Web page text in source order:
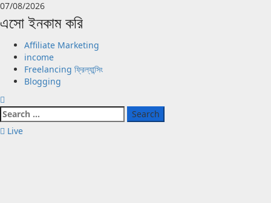
Skip
to
content
07/08/2026
এসো ইনকাম করি
Primary
Menu
Affiliate Marketing
income
Freelancing ফ্রিল্যান্সিং
Blogging
Search
for:
Live